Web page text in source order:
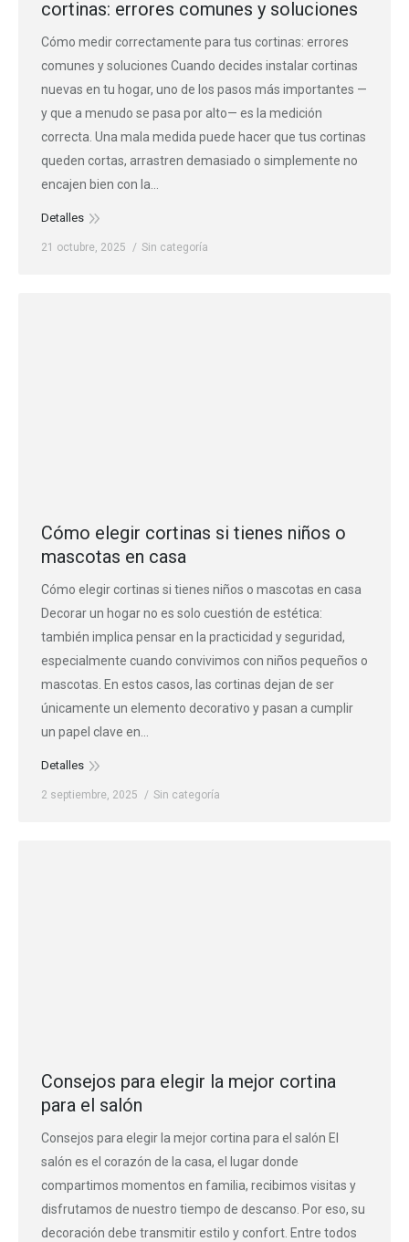
cortinas: errores comunes y soluciones
Cómo medir correctamente para tus cortinas: errores
comunes y soluciones Cuando decides instalar cortinas
nuevas en tu hogar, uno de los pasos más importantes —
y que a menudo se pasa por alto— es la medición
correcta. Una mala medida puede hacer que tus cortinas
queden cortas, arrastren demasiado o simplemente no
encajen bien con la…
Detalles
21 octubre, 2025 Sin categoría
Cómo elegir cortinas si tienes niños o
mascotas en casa
Cómo elegir cortinas si tienes niños o mascotas en casa
Decorar un hogar no es solo cuestión de estética:
también implica pensar en la practicidad y seguridad,
especialmente cuando convivimos con niños pequeños o
mascotas. En estos casos, las cortinas dejan de ser
únicamente un elemento decorativo y pasan a cumplir
un papel clave en…
Detalles
2 septiembre, 2025 Sin categoría
Consejos para elegir la mejor cortina
para el salón
Consejos para elegir la mejor cortina para el salón El
salón es el corazón de la casa, el lugar donde
compartimos momentos en familia, recibimos visitas y
disfrutamos de nuestro tiempo de descanso. Por eso, su
decoración debe transmitir estilo y confort. Entre todos